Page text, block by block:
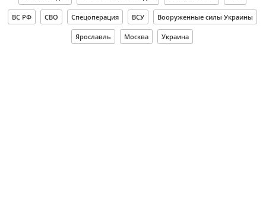
ВС РФ СВО Спецоперация ВСУ Вооруженные силы Украины
Ярославль Москва Украина